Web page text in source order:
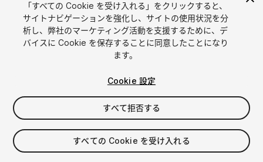
1/ 13
$15
消費税は決済時に計算されます
「すべての Cookie を受け入れる」をクリックすると、
サイトナビゲーションを強化し、サイトの使用状況を分
析し、弊社のマーケティング活動を支援するために、デ
バイスに Cookie を保存することに同意したことになり
ます。
Cookie 設定
すべて拒否する
すべての Cookie を受け入れる